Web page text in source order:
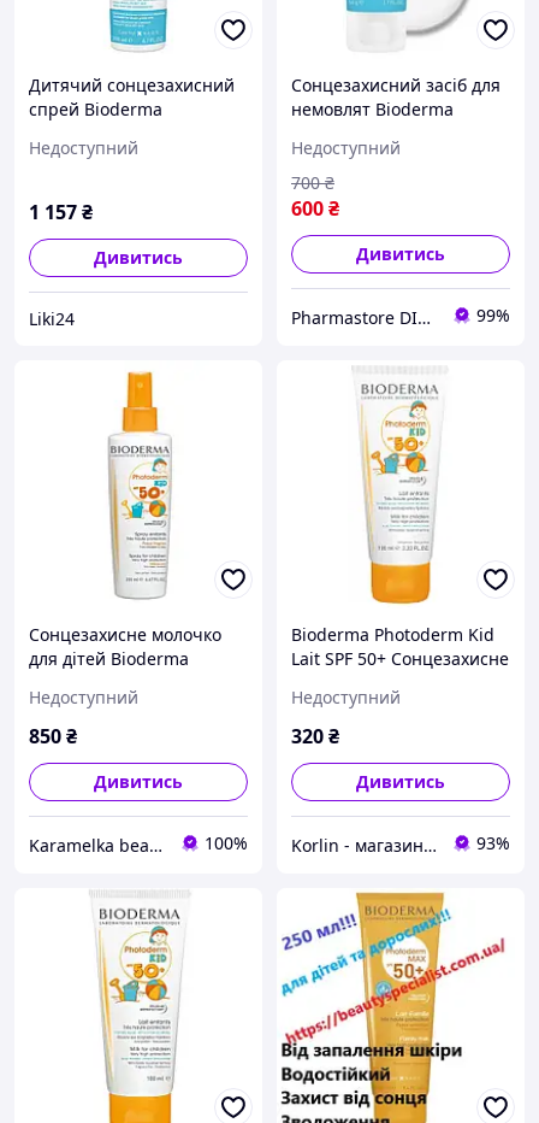
Дитячий сонцезахисний
спрей Bioderma
Spray SPF 50+, 200 мл
Недоступний
1 157₴
Дивитись
Liki24
Сонцезахисний засіб для
немовлят Bioderma
Mineral SPF 50+. 50 гр.
Недоступний
600₴
700 ₴
Дивитись
Pharmastore DISCOUNT 99%
Сонцезахисне молочко
для дітей Bioderma
Недоступний
850₴
Дивитись
Karamelka beauty shop 100%
Bioderma Photoderm Kid
Lait SPF 50+ Сонцезахисне
вік 12 міс+
Недоступний
320₴
Дивитись
Korlin - магазин натуральної косметики, вітамінів та мінералів, органічного харчування 93%